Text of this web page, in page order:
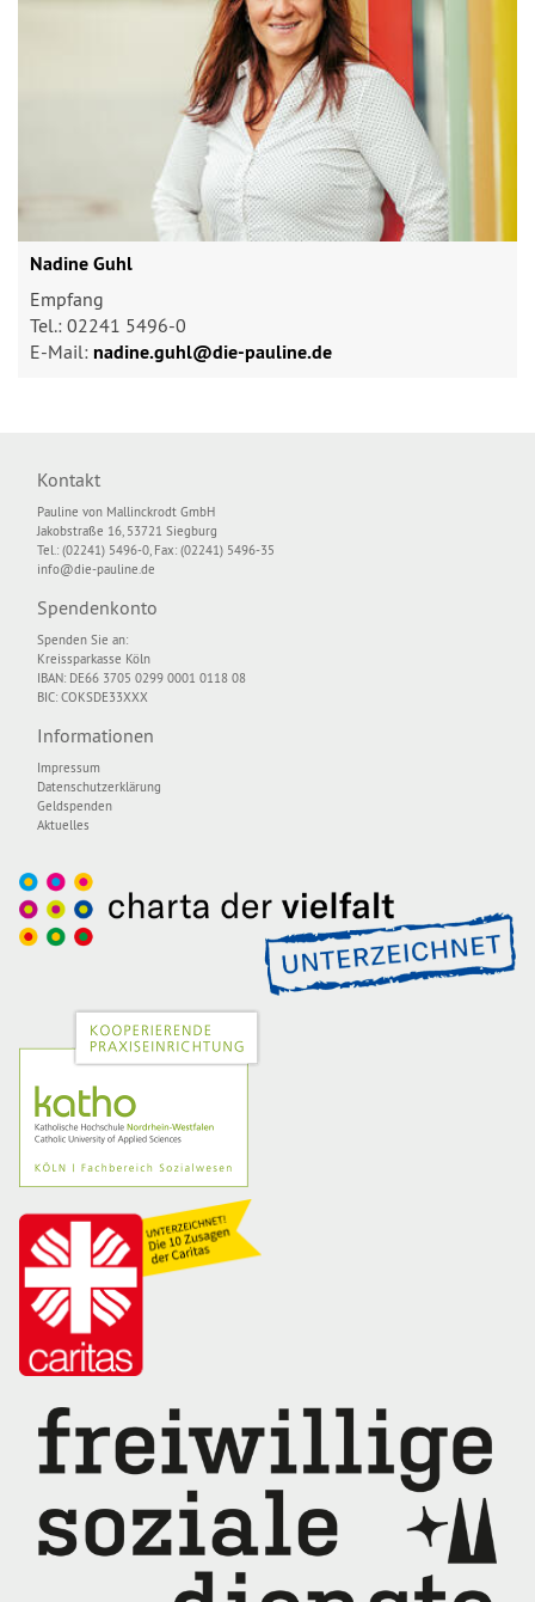
Nadine Guhl
Empfang
Tel.: 02241 5496-0
E-Mail: nadine.guhl@​die-pauline.de
Kontakt
Pauline von Mallinckrodt GmbH
Jakobstraße 16, 53721 Siegburg
Tel.: (02241) 5496-0, Fax: (02241) 5496-35
info@die-pauline.de
Spendenkonto
Spenden Sie an:
Kreissparkasse Köln
IBAN: DE66 3705 0299 0001 0118 08
BIC: COKSDE33XXX
Informationen
Impressum
Datenschutzerklärung
Geldspenden
Aktuelles